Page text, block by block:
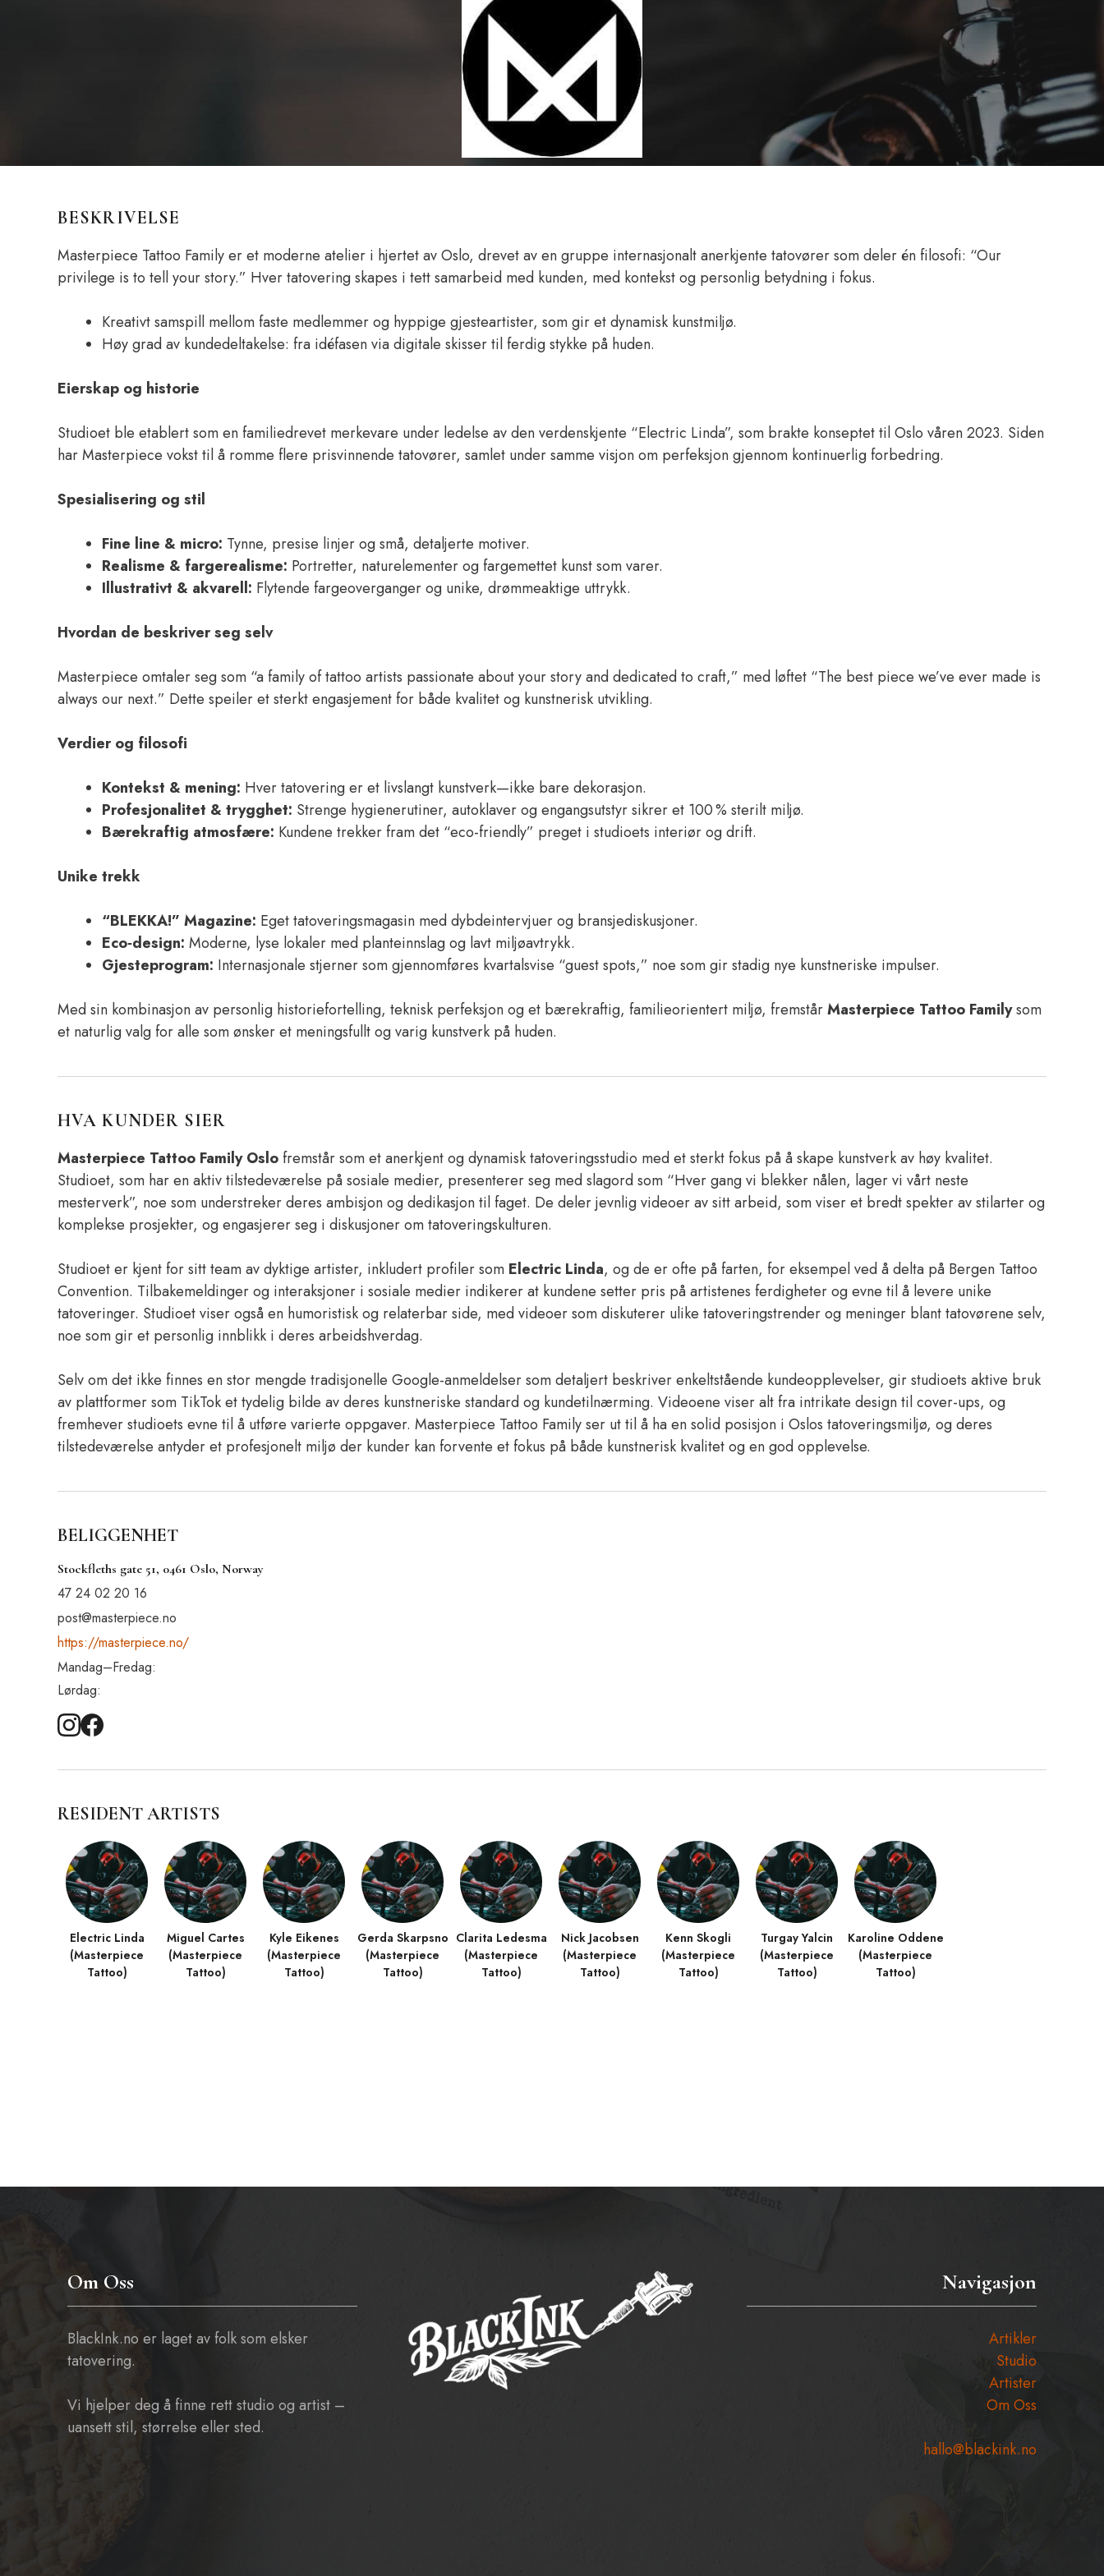
BESKRIVELSE
Masterpiece Tattoo Family er et moderne atelier i hjertet av Oslo, drevet av en gruppe internasjonalt anerkjente tatovører som deler én filosofi: “Our
privilege is to tell your story.” Hver tatovering skapes i tett samarbeid med kunden, med kontekst og personlig betydning i fokus.
Kreativt samspill mellom faste medlemmer og hyppige gjesteartister, som gir et dynamisk kunstmiljø.
Høy grad av kundedeltakelse: fra idéfasen via digitale skisser til ferdig stykke på huden.
Eierskap og historie
Studioet ble etablert som en familiedrevet merkevare under ledelse av den verdenskjente “Electric Linda”, som brakte konseptet til Oslo våren 2023. Siden
har Masterpiece vokst til å romme flere prisvinnende tatovører, samlet under samme visjon om perfeksjon gjennom kontinuerlig forbedring.
Spesialisering og stil
Fine line & micro: Tynne, presise linjer og små, detaljerte motiver.
Realisme & farge­realisme: Portretter, natur­elementer og farge­mettet kunst som varer.
Illustrativt & akvarell: Flytende fargeover­ganger og unike, drømme­aktige uttrykk.
Hvordan de beskriver seg selv
Masterpiece omtaler seg som “a family of tattoo artists passionate about your story and dedicated to craft,” med løftet “The best piece we’ve ever made is
always our next.” Dette speiler et sterkt engasjement for både kvalitet og kunstnerisk utvikling.
Verdier og filosofi
Kontekst & mening: Hver tatovering er et livslangt kunstverk—ikke bare dekorasjon.
Profesjonalitet & trygghet: Strenge hygienerutiner, autoklaver og engangsutstyr sikrer et 100 % sterilt miljø.
Bærekraftig atmosfære: Kundene trekker fram det “eco-friendly” preget i studioets interiør og drift.
Unike trekk
“BLEKKA!” Magazine: Eget tatoveringsmagasin med dybdeintervjuer og bransjediskusjoner.
Eco‑design: Moderne, lyse lokaler med planteinnslag og lavt miljøavtrykk.
Gjesteprogram: Internasjonale stjerner som gjennomføres kvartalsvise “guest spots,” noe som gir stadig nye kunstneriske impulser.
Med sin kombinasjon av personlig historiefortelling, teknisk perfeksjon og et bærekraftig, familieorientert miljø, fremstårMasterpiece Tattoo Familysom
et naturlig valg for alle som ønsker et meningsfullt og varig kunstverk på huden.
HVA KUNDER SIER
Masterpiece Tattoo Family Oslofremstår som et anerkjent og dynamisk tatoveringsstudio med et sterkt fokus på å skape kunstverk av høy kvalitet.
Studioet, som har en aktiv tilstedeværelse på sosiale medier, presenterer seg med slagord som “Hver gang vi blekker nålen, lager vi vårt neste
mesterverk”, noe som understreker deres ambisjon og dedikasjon til faget. De deler jevnlig videoer av sitt arbeid, som viser et bredt spekter av stilarter og
komplekse prosjekter, og engasjerer seg i diskusjoner om tatoveringskulturen.
Studioet er kjent for sitt team av dyktige artister, inkludert profiler som Electric Linda, og de er ofte på farten, for eksempel ved å delta på Bergen Tattoo
Convention. Tilbakemeldinger og interaksjoner i sosiale medier indikerer at kundene setter pris på artistenes ferdigheter og evne til å levere unike
tatoveringer. Studioet viser også en humoristisk og relaterbar side, med videoer som diskuterer ulike tatoveringstrender og meninger blant tatovørene selv,
noe som gir et personlig innblikk i deres arbeidshverdag.
Selv om det ikke finnes en stor mengde tradisjonelle Google-anmeldelser som detaljert beskriver enkeltstående kundeopplevelser, gir studioets aktive bruk
av plattformer som TikTok et tydelig bilde av deres kunstneriske standard og kundetilnærming. Videoene viser alt fra intrikate design til cover-ups, og
fremhever studioets evne til å utføre varierte oppgaver. Masterpiece Tattoo Family ser ut til å ha en solid posisjon i Oslos tatoveringsmiljø, og deres
tilstedeværelse antyder et profesjonelt miljø der kunder kan forvente et fokus på både kunstnerisk kvalitet og en god opplevelse.
BELIGGENHET
Stockfleths gate 51, 0461 Oslo, Norway
47 24 02 20 16
post@masterpiece.no
https://masterpiece.no/
Mandag–Fredag:
Lørdag:
RESIDENT ARTISTS
Electric Linda
(Masterpiece
Tattoo)
Miguel Cartes
(Masterpiece
Tattoo)
Kyle Eikenes
(Masterpiece
Tattoo)
Gerda Skarpsno
(Masterpiece
Tattoo)
Clarita Ledesma
(Masterpiece
Tattoo)
Nick Jacobsen
(Masterpiece
Tattoo)
Kenn Skogli
(Masterpiece
Tattoo)
Turgay Yalcin
(Masterpiece
Tattoo)
Karoline Oddene
(Masterpiece
Tattoo)
Om Oss
BlackInk.no er laget av folk som elsker
tatovering.
Vi hjelper deg å finne rett studio og artist –
uansett stil, størrelse eller sted.
Navigasjon
Artikler
Studio
Artister
Om Oss
hallo@blackink.no